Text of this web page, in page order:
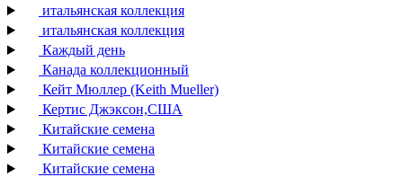
итальянская коллекция
итальянская коллекция
Каждый день
Канада коллекционный
Кейт Мюллер (Keith Mueller)
Кертис Джэксон,США
Китайские семена
Китайские семена
Китайские семена